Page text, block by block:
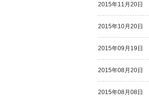
2015年11月20日
2015年10月20日
2015年09月19日
2015年08月20日
2015年08月08日